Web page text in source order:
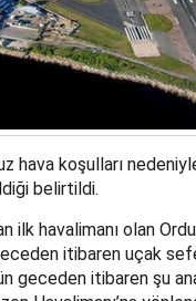
hava koşulları
belirtildi.
ilk havalimanı olan
itibaren uçak
geceden itibaren şu